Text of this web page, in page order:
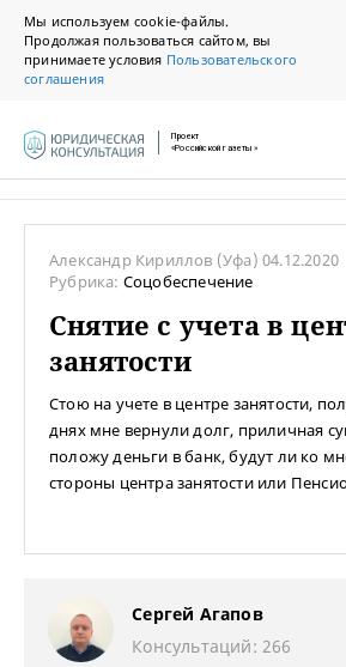
Мы используем cookie-файлы.
Продолжая пользоваться сайтом, вы
принимаете условия Пользовательского
соглашения
Проект
«Российской газеты»
Александр Кириллов (Уфа)04.12.2020
Рубрика: Соцобеспечение
Снятие с учета в
занятости
Стою на учете в центре занятости,
днях мне вернули долг, приличная
положу деньги в банк, будут ли ко
стороны центра занятости или
Сергей Агапов
Консультаций: 266